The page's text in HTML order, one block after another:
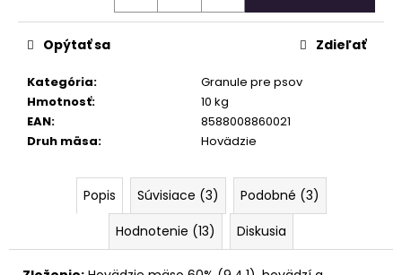
Kategória:
Granule pre psov
Hmotnosť:
10 kg
EAN:
8588008860021
Druh mäsa: Hovädzie
Opýtať sa Zdieľať
Popis Súvisiace (3)
Podobné (3)
Hodnotenie (13)
Diskusia